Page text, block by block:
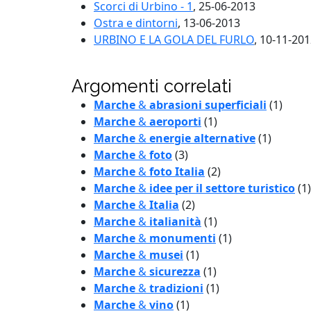
Scorci di Urbino - 1, 25-06-2013
Ostra e dintorni, 13-06-2013
URBINO E LA GOLA DEL FURLO, 10-11-
Argomenti correlati
Marche&abrasioni superficiali (1)
Marche&aeroporti (1)
Marche&energie alternative(1)
Marche&foto(3)
Marche&foto Italia (2)
Marche& idee per il settore turistico(1)
Marche&Italia (2)
Marche& italianità (1)
Marche& monumenti (1)
Marche& musei (1)
Marche&sicurezza (1)
Marche&tradizioni (1)
Marche&vino(1)